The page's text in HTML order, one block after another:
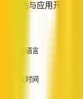
网站与应用开发
服务语言
成立时间